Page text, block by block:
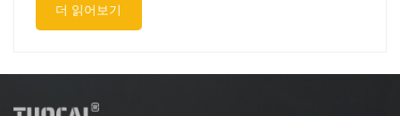
다양한 장식 요구에 맞춰 다양한 색상과 광택을 가진 코팅을
습니다.
더 읽어보기